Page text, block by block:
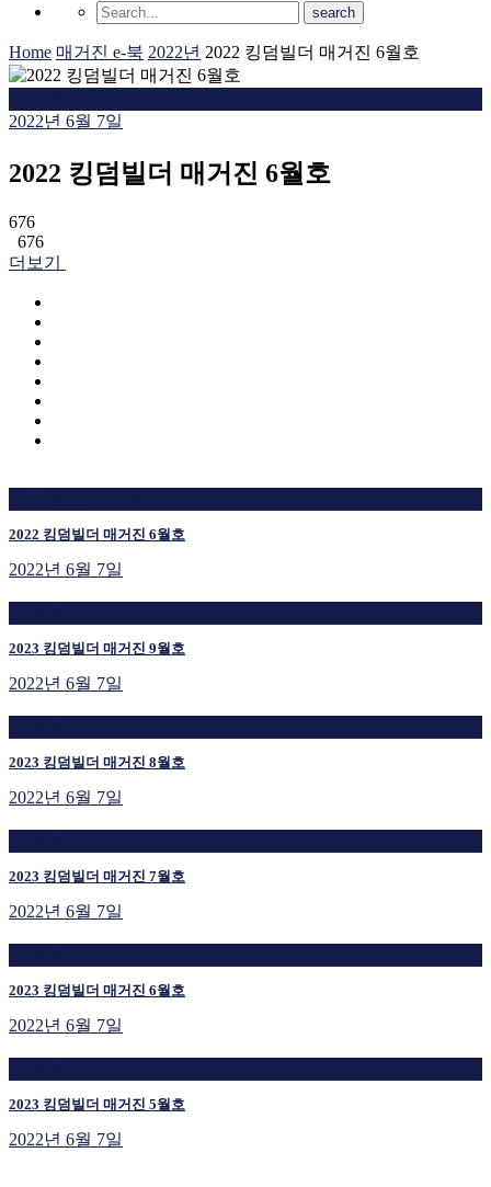
Home 매거진 e-북 2022년 2022 킹덤빌더 매거진 6월호
2022년 6월 7일
2022 킹덤빌더 매거진 6월호
676
676
더보기
2022 킹덤빌더 매거진 6월호
2022년 6월 7일
2023 킹덤빌더 매거진 9월호
2022년 6월 7일
2023 킹덤빌더 매거진 8월호
2022년 6월 7일
2023 킹덤빌더 매거진 7월호
2022년 6월 7일
2023 킹덤빌더 매거진 6월호
2022년 6월 7일
2023 킹덤빌더 매거진 5월호
2022년 6월 7일